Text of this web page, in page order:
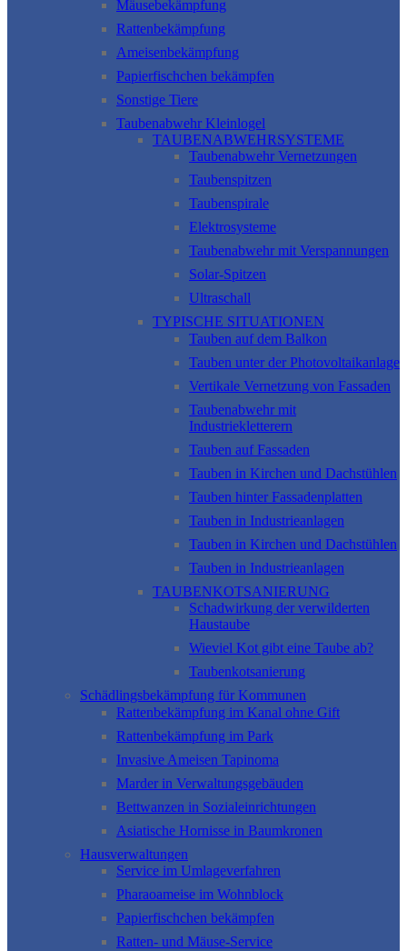
Mäusebekämpfung
Rattenbekämpfung
Ameisenbekämpfung
Papierfischchen bekämpfen
Sonstige Tiere
Taubenabwehr Kleinlogel
TAUBENABWEHRSYSTEME
Taubenabwehr Vernetzungen
Taubenspitzen
Taubenspirale
Elektrosysteme
Taubenabwehr mit Verspannungen
Solar-Spitzen
Ultraschall
TYPISCHE SITUATIONEN
Tauben auf dem Balkon
Tauben unter der Photovoltaikanlage
Vertikale Vernetzung von Fassaden
Taubenabwehr mit
Industriekletterern
Tauben auf Fassaden
Tauben in Kirchen und Dachstühlen
Tauben hinter Fassadenplatten
Tauben in Industrieanlagen
Tauben in Kirchen und Dachstühlen
Tauben in Industrieanlagen
TAUBENKOTSANIERUNG
Schadwirkung der verwilderten
Haustaube
Wieviel Kot gibt eine Taube ab?
Taubenkotsanierung
Schädlingsbekämpfung für Kommunen
Rattenbekämpfung im Kanal ohne Gift
Rattenbekämpfung im Park
Invasive Ameisen Tapinoma
Marder in Verwaltungsgebäuden
Bettwanzen in Sozialeinrichtungen
Asiatische Hornisse in Baumkronen
Hausverwaltungen
Service im Umlageverfahren
Pharaoameise im Wohnblock
Papierfischchen bekämpfen
Ratten- und Mäuse-Service